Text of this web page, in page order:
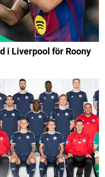
i Liverpool för Roony